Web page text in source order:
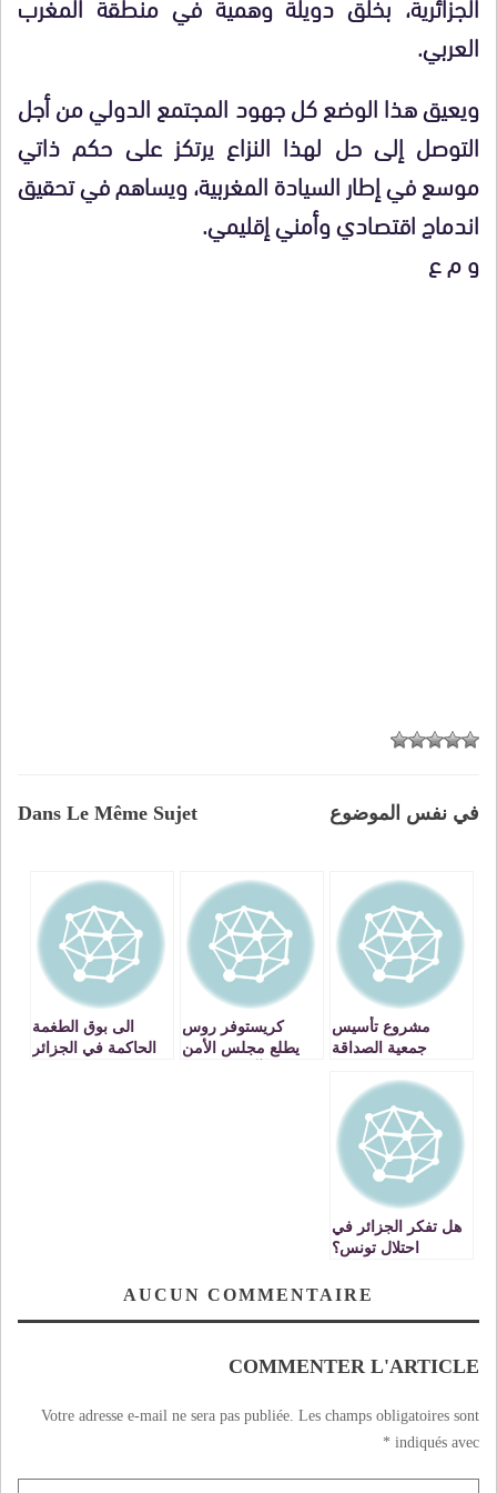
العربي.
ويعيق هذا الوضع كل جهود المجتمع الدولي من أجل
التوصل إلى حل لهذا النزاع يرتكز على حكم ذاتي
موسع في إطار السيادة المغربية، ويساهم في تحقيق
اندماج اقتصادي وأمني إقليمي.
و م ع
Dans Le Même Sujet في نفس الموضوع
مشروع تأسيس
جمعية الصداقة
كريستوفر روس
يطلع مجلس الأمن
الى بوق الطغمة
الحاكمة في الجزائر
هل تفكر الجزائر في
احتلال تونس؟
AUCUN COMMENTAIRE
COMMENTER L'ARTICLE
Votre adresse e-mail ne sera pas publiée. Les champs obligatoires sont
indiqués avec
*